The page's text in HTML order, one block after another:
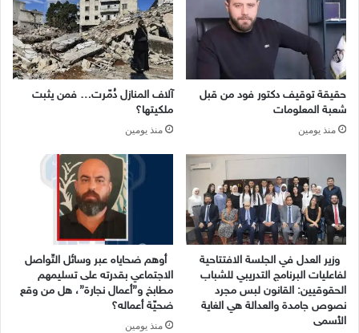
حقيقة توقيف دكتور فود من قبل
شعبة المعلومات
منذ يومين
آلاف المنازل دُمّرت… فمن يثبت
ملكيتها؟
منذ يومين
وزير العدل في الجلسة الافتتاحية
لفاعليات البرنامج التدريبي للشباب
الحقوقيين: القانون لبس مجرد
نصوص جامدة والعدالة هي الغاية
الأسمى
أوهم ضحاياه عبر وسائل التّواصل
الاجتماعي بقدرته على تسليمهم
مطابخ و”أعمال نجارة”، هل من وقع
ضحيّة أعماله؟
منذ يومين